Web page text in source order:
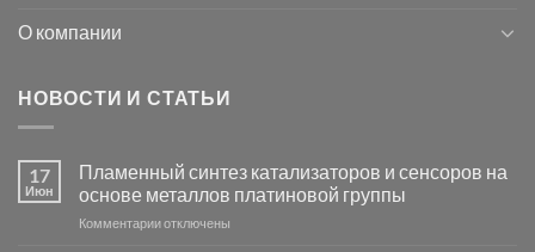
О компании
НОВОСТИ И СТАТЬИ
17
Июн
Пламенный синтез катализаторов и сенсоров на
основе металлов платиновой группы
Комментариикотключены